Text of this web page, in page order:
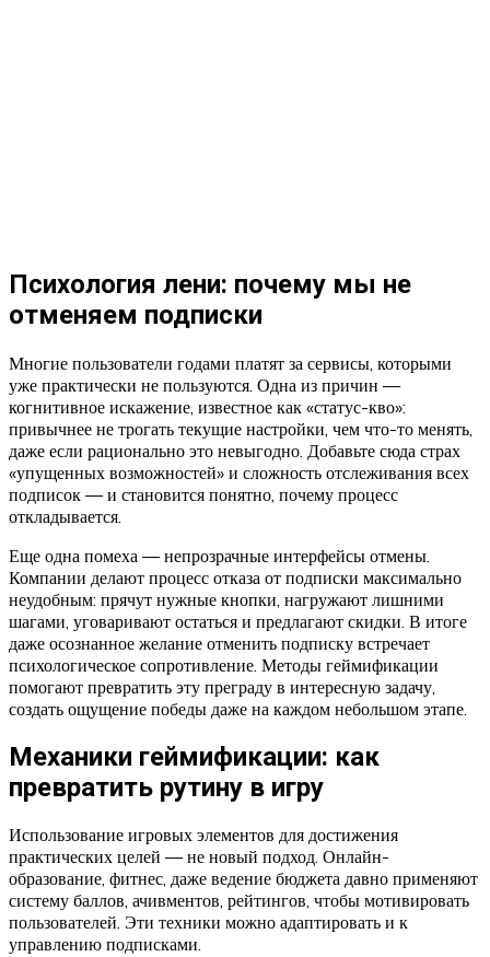
Психология лени: почему мы не
отменяем подписки
Многие пользователи годами платят за сервисы, которыми
уже практически не пользуются. Одна из причин —
когнитивное искажение, известное как «статус-кво»:
привычнее не трогать текущие настройки, чем что-то менять,
даже если рационально это невыгодно. Добавьте сюда страх
«упущенных возможностей» и сложность отслеживания всех
подписок — и становится понятно, почему процесс
откладывается.
Еще одна помеха — непрозрачные интерфейсы отмены.
Компании делают процесс отказа от подписки максимально
неудобным: прячут нужные кнопки, нагружают лишними
шагами, уговаривают остаться и предлагают скидки. В итоге
даже осознанное желание отменить подписку встречает
психологическое сопротивление. Методы геймификации
помогают превратить эту преграду в интересную задачу,
создать ощущение победы даже на каждом небольшом этапе.
Механики геймификации: как
превратить рутину в игру
Использование игровых элементов для достижения
практических целей — не новый подход. Онлайн-
образование, фитнес, даже ведение бюджета давно применяют
систему баллов, ачивментов, рейтингов, чтобы мотивировать
пользователей. Эти техники можно адаптировать и к
управлению подписками.